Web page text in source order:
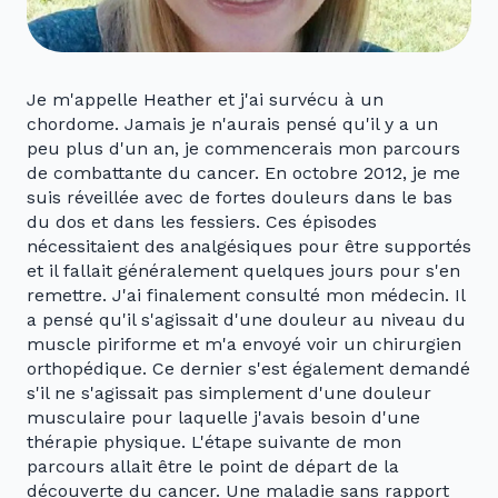
Je m'appelle Heather et j'ai survécu à un
chordome. Jamais je n'aurais pensé qu'il y a un
peu plus d'un an, je commencerais mon parcours
de combattante du cancer. En octobre 2012, je me
suis réveillée avec de fortes douleurs dans le bas
du dos et dans les fessiers. Ces épisodes
nécessitaient des analgésiques pour être supportés
et il fallait généralement quelques jours pour s'en
remettre. J'ai finalement consulté mon médecin. Il
a pensé qu'il s'agissait d'une douleur au niveau du
muscle piriforme et m'a envoyé voir un chirurgien
orthopédique. Ce dernier s'est également demandé
s'il ne s'agissait pas simplement d'une douleur
musculaire pour laquelle j'avais besoin d'une
thérapie physique. L'étape suivante de mon
parcours allait être le point de départ de la
découverte du cancer. Une maladie sans rapport